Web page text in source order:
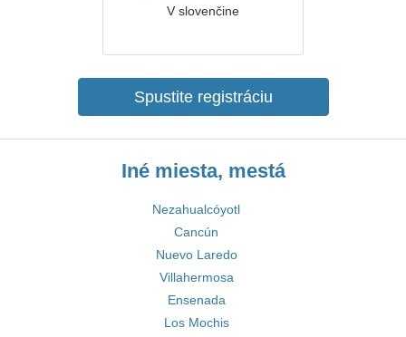
V slovenčine
Spustite registráciu
Iné miesta, mestá
Nezahualcóyotl
Cancún
Nuevo Laredo
Villahermosa
Ensenada
Los Mochis